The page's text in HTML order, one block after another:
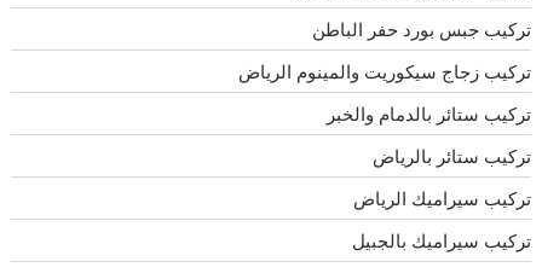
تركيب جبس بورد حفر الباطن
تركيب زجاج سيكوريت والمينوم الرياض
تركيب ستائر بالدمام والخبر
تركيب ستائر بالرياض
تركيب سيراميك الرياض
تركيب سيراميك بالجبيل